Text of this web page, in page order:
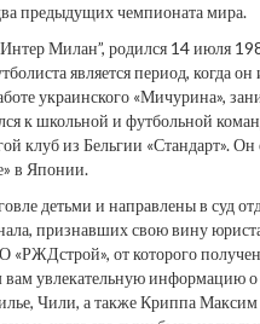
предыдущих чемпионата мира.
Милан”, родился 14 июля
является период, когда он
украинского «Мичурина»,
к школьной и футбольной
клуб из Бельгии «Стандарт». Он
в Японии.
детьми и направлены в суд
признавших свою вину
от которого
вам увлекательную информацию
Чили, а также Криппа